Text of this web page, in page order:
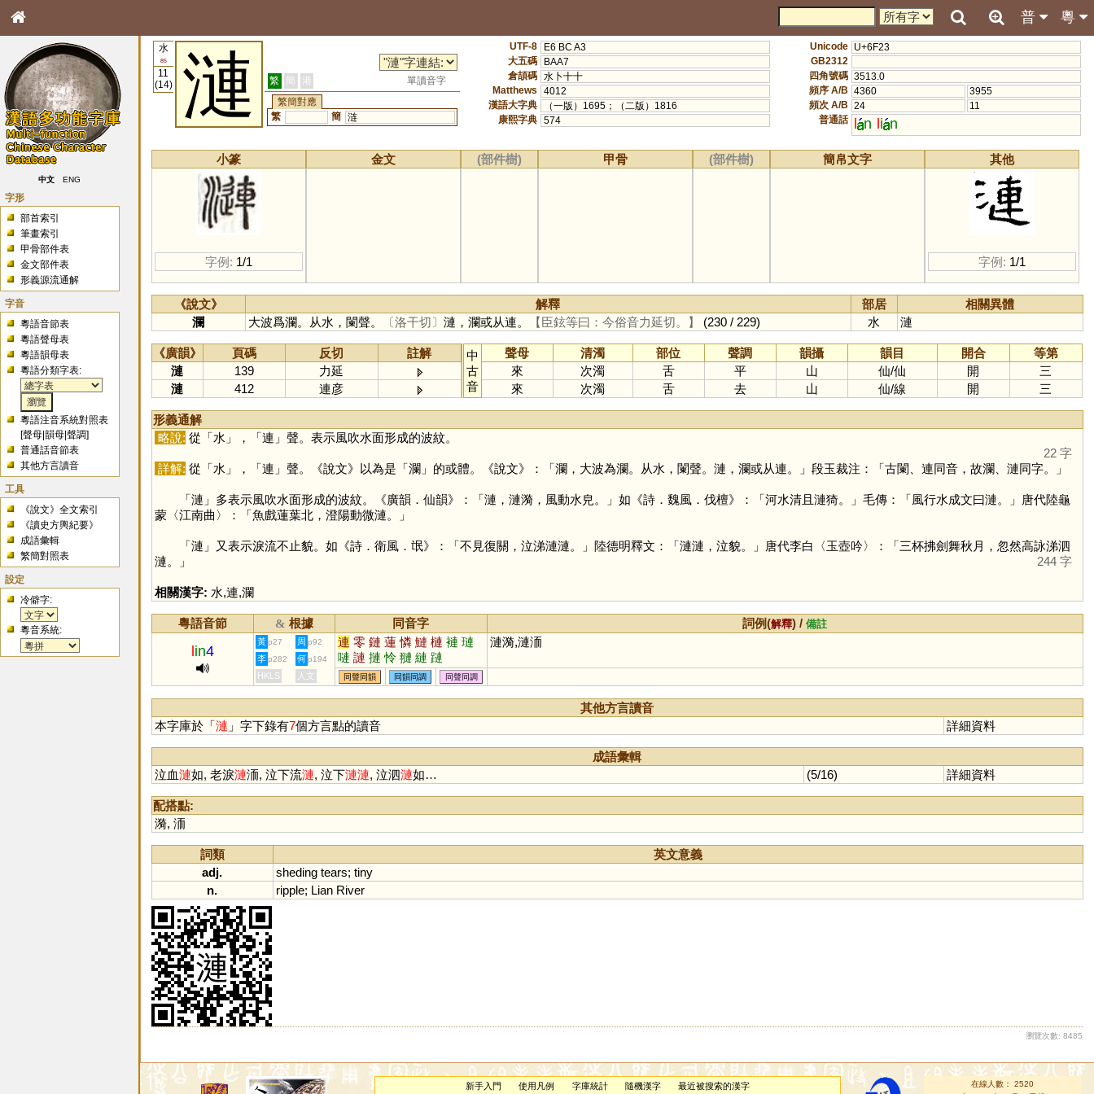
粵
普
中文 ENG
字形
部首索引
筆畫索引
甲骨部件表
金文部件表
形義源流通解
字音
粵語音節表
粵語聲母表
粵語韻母表
粵語分類字表:
粵語注音系統對照表
[聲母 |韻母 |聲調]
普通話音節表
其他方言讀音
工具
《說文》全文索引
《讀史方輿紀要》
成語彙輯
繁簡對照表
設定
冷僻字:
粵音系統:
水
85
11
(14)
漣 繁 簡 港
單讀音字
繁簡對應
繁
簡 涟
UTF-8
E6 BC A3
大五碼
BAA7
倉頡碼 水卜十十
Matthews
4012
漢語大字典
（一版）1695；（二版）1816
康熙字典 574
Unicode U+6F23
GB2312
四角號碼 3513.0
頻序 A/B 4360
3955
頻次 A/B 24
11
普通話 l n li n
小篆
字例: 1/1
金文 (部件樹) 甲骨 (部件樹) 簡帛文字 其他
字例: 1/1
《說文》 解釋 部居
相關異體
瀾
大波爲瀾。从水，闌聲。 〔洛干切〕 漣，瀾或从連。 【臣鉉等曰：今俗音力延切。】 (230 / 229) 水 漣
《廣韻》 頁碼 反切
註解
漣
139
力延
漣
412 連彦
中
古
音
聲母 清濁 部位 聲調 韻攝 韻目 開合
等第
來
次濁 舌 平 山 仙/仙 開
三
來
次濁 舌 去 山 仙/線 開 三
形義通解
略說: 從「水」，「連 」聲。表示風吹水面形成的波紋。
22 字
詳解: 從「水」，「連 」聲。《說文》以為是「瀾 」的或體。《說文》：「瀾，大波為瀾。从水，闌聲。漣，瀾或从連。」段玉裁注：「古闌、連同音，故瀾、漣同字。」
「漣 」多表示風吹水面形成的波紋。《廣韻．仙韻》：「漣，漣漪，風動水皃。」如《詩．魏風．伐檀》：「河水清且漣猗。」毛傳：「風行水成文曰漣。」唐代陸龜
蒙〈江南曲〉：「魚戲蓮葉北，澄陽動微漣。」
「漣 」又表示淚流不止貌。如《詩．衛風．氓》：「不見復關，泣涕漣漣。」陸德明釋文：「漣漣，泣貌。」唐代李白〈玉壺吟〉：「三杯拂劍舞秋月，忽然高詠涕泗
漣。」
244 字
相關漢字: 水,連,瀾
粵語音節 & 根據 同音字 詞例(解釋) /備註
in4
黃 p27 周 p92 連 零 鏈 蓮 憐 鰱 槤 褳 璉
嗹 謰 摙 怜 翴 縺 蹥
漣漪,漣洏
李 p282 何 p194
HKLS 人文 同聲同韻 同韻同調 同聲同調
其他方言讀音
本字庫於「漣 」字下錄有7個方言點的讀音 詳細資料
成語彙輯
泣血漣如, 老淚漣洏, 泣下流漣, 泣下漣漣, 泣泗漣如… (5/16) 詳細資料
配搭點:
漪, 洏
詞類
英文意義
adj.
sheding tears; tiny
n.
ripple; Lian River
瀏覽次數: 8485
新手入門 使用凡例 字庫統計 隨機漢字 最近被搜索的漢字
在線人數： 2520